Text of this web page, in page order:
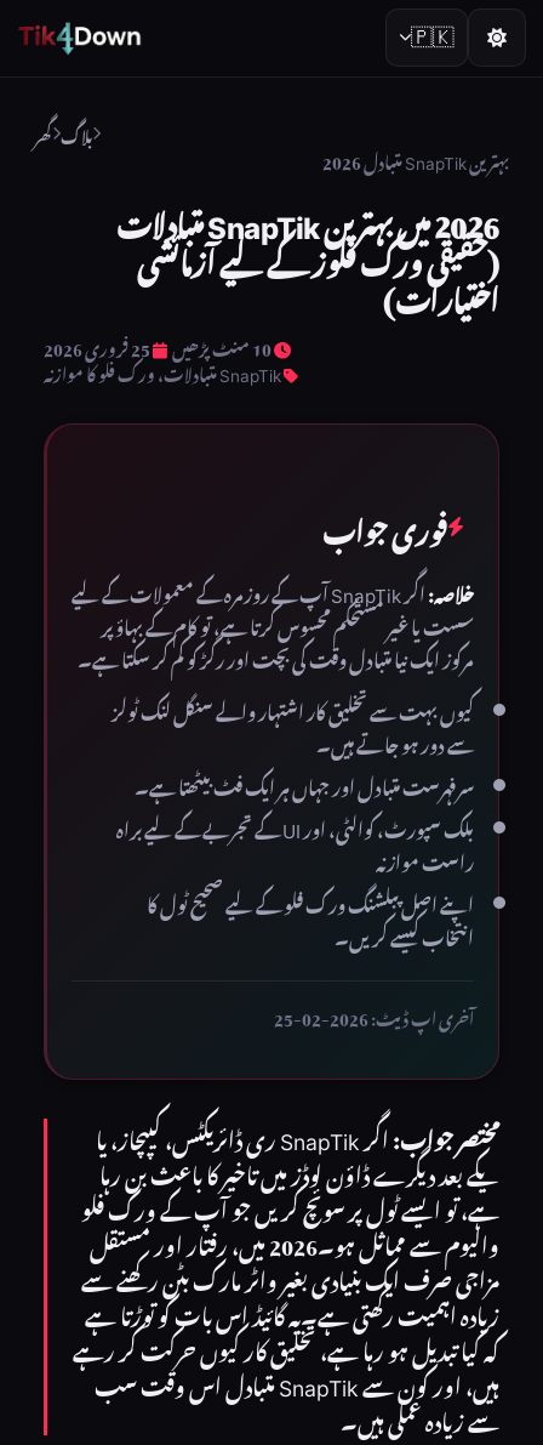
🇵🇰
گھر بلاگ
بہترین SnapTik متبادل 2026
2026 میں بہترین SnapTik متبادلات
(حقیقی ورک فلوز کے لیے آزمائشی
اختیارات)
SnapTik متبادلات، ورک فلو کا موازنہ
فوری جواب
خلاصہ: اگر SnapTik آپ کے روزمرہ کے معمولات کے لیے
سست یا غیر مستحکم محسوس کرتا ہے، تو کام کے بہاؤ پر
مرکوز ایک نیا متبادل وقت کی بچت اور رگڑ کو کم کر سکتا ہے۔
کیوں بہت سے تخلیق کار اشتہار والے سنگل لنک ٹولز
سے دور ہو جاتے ہیں۔
سرفہرست متبادل اور جہاں ہر ایک فٹ بیٹھتا ہے۔
بلک سپورٹ، کوالٹی، اور UI کے تجربے کے لیے براہ
راست موازنہ
اپنے اصل پبلشنگ ورک فلو کے لیے صحیح ٹول کا
انتخاب کیسے کریں۔
آخری اپ ڈیٹ: 2026-02-25
مختصر جواب: اگر SnapTik ری ڈائریکٹس، کیپچاز، یا
یکے بعد دیگرے ڈاؤن لوڈز میں تاخیر کا باعث بن رہا
ہے، تو ایسے ٹول پر سوئچ کریں جو آپ کے ورک فلو
والیوم سے مماثل ہو۔2026 میں، رفتار اور مستقل
مزاجی صرف ایک بنیادی بغیر واٹر مارک بٹن رکھنے سے
زیادہ اہمیت رکھتی ہے۔یہ گائیڈ اس بات کو توڑتا ہے
کہ کیا تبدیل ہو رہا ہے، تخلیق کار کیوں حرکت کر رہے
ہیں، اور کون سے SnapTik متبادل اس وقت سب
سے زیادہ عملی ہیں۔